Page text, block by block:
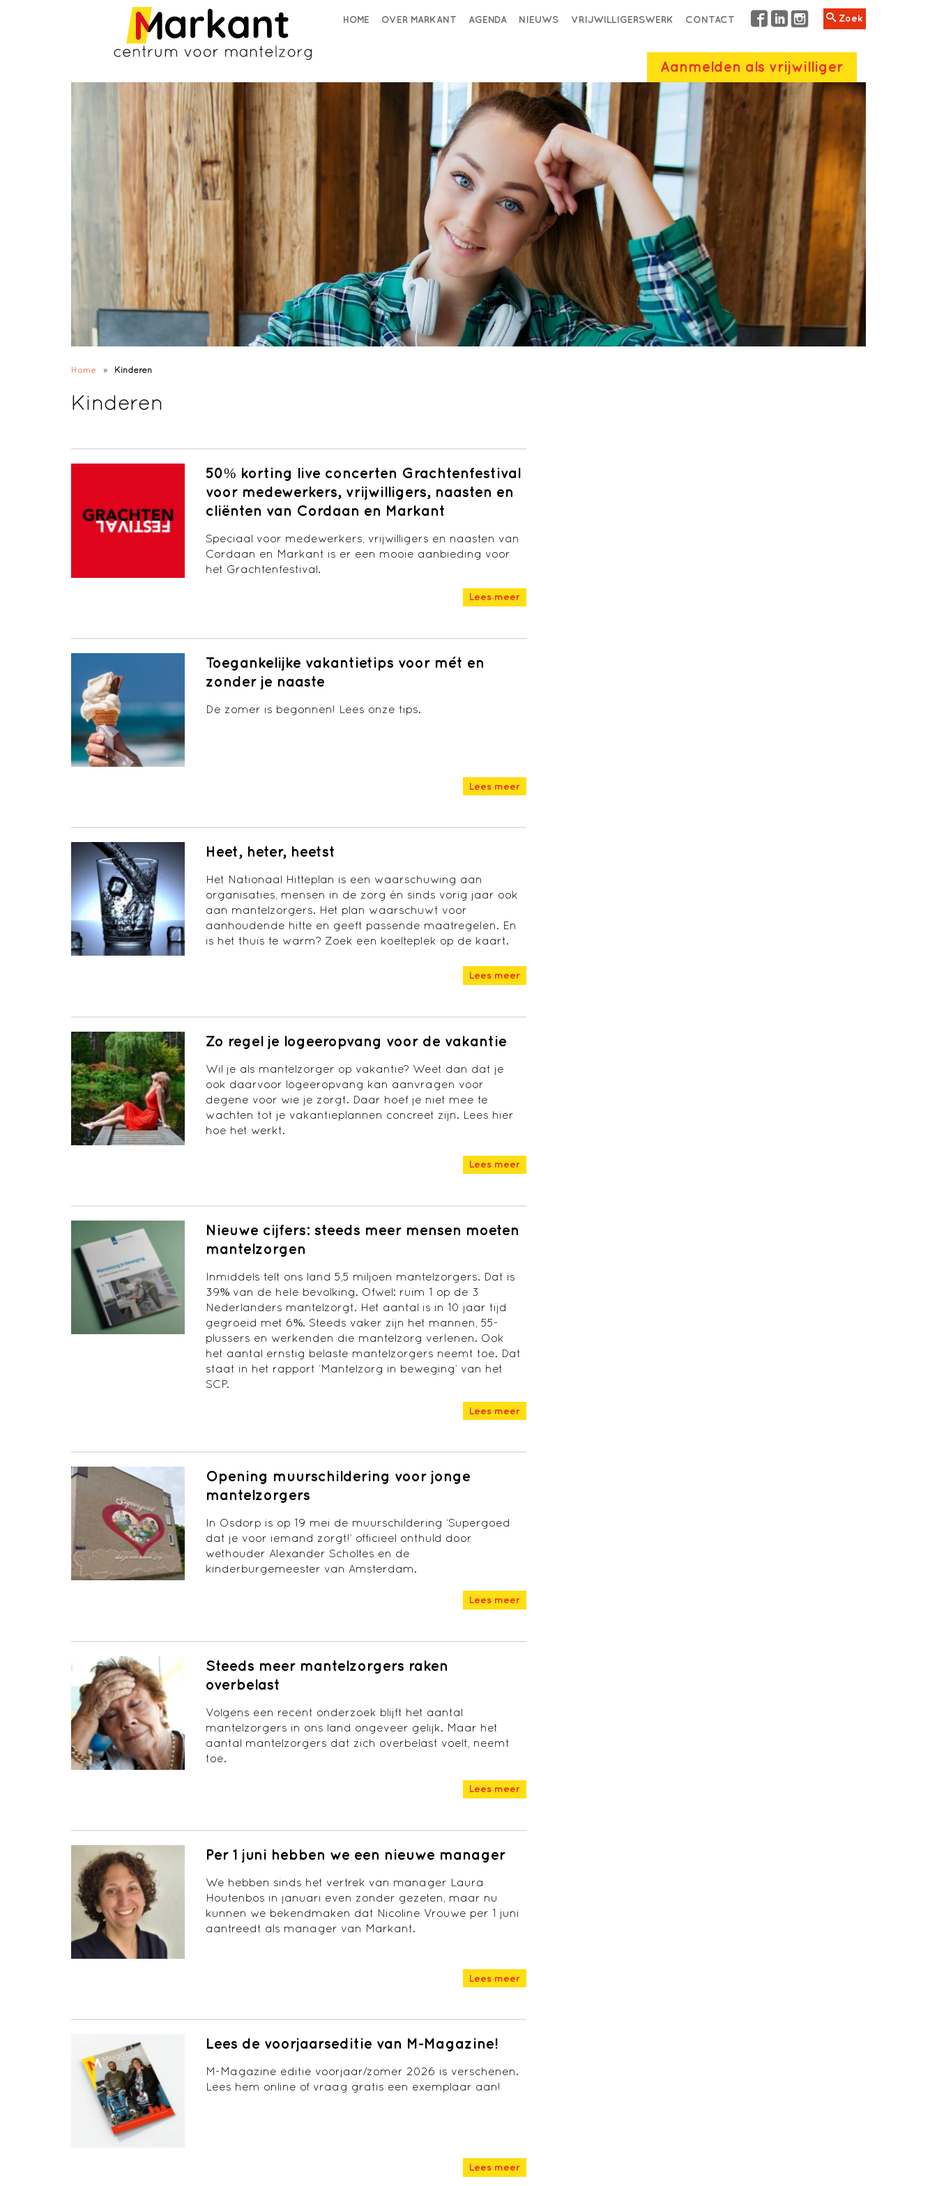
HOME OVER MARKANT AGENDA NIEUWS VRIJWILLIGERSWERK CONTACT Zoek
Aanmelden als vrijwilliger
Home » Kinderen
Kinderen
50% korting live concerten Grachtenfestival
voor medewerkers, vrijwilligers, naasten en
cliënten van Cordaan en Markant
Speciaal voor medewerkers, vrijwilligers en naasten van
Cordaan en Markant is er een mooie aanbieding voor
het Grachtenfestival.
Lees meer
Toegankelijke vakantietips voor mét en
zonder je naaste
De zomer is begonnen! Lees onze tips.
Lees meer
Heet, heter, heetst
Het Nationaal Hitteplan is een waarschuwing aan
organisaties, mensen in de zorg én sinds vorig jaar ook
aan mantelzorgers. Het plan waarschuwt voor
aanhoudende hitte en geeft passende maatregelen. En
is het thuis te warm? Zoek een koelteplek op de kaart.
Lees meer
Zo regel je logeeropvang voor de vakantie
Wil je als mantelzorger op vakantie? Weet dan dat je
ook daarvoor logeeropvang kan aanvragen voor
degene voor wie je zorgt. Daar hoef je niet mee te
wachten tot je vakantieplannen concreet zijn. Lees hier
hoe het werkt.
Lees meer
Nieuwe cijfers: steeds meer mensen moeten
mantelzorgen
Inmiddels telt ons land 5,5 miljoen mantelzorgers. Dat is
39% van de hele bevolking. Ofwel: ruim 1 op de 3
Nederlanders mantelzorgt. Het aantal is in 10 jaar tijd
gegroeid met 6%. Steeds vaker zijn het mannen, 55-
plussers en werkenden die mantelzorg verlenen. Ook
het aantal ernstig belaste mantelzorgers neemt toe. Dat
staat in het rapport ‘Mantelzorg in beweging’ van het
SCP.
Lees meer
Opening muurschildering voor jonge
mantelzorgers
In Osdorp is op 19 mei de muurschildering ‘Supergoed
dat je voor iemand zorgt!’ officieel onthuld door
wethouder Alexander Scholtes en de
kinderburgemeester van Amsterdam.
Lees meer
Steeds meer mantelzorgers raken
overbelast
Volgens een recent onderzoek blijft het aantal
mantelzorgers in ons land ongeveer gelijk. Maar het
aantal mantelzorgers dat zich overbelast voelt, neemt
toe.
Lees meer
Per 1 juni hebben we een nieuwe manager
We hebben sinds het vertrek van manager Laura
Houtenbos in januari even zonder gezeten, maar nu
kunnen we bekendmaken dat Nicoline Vrouwe per 1 juni
aantreedt als manager van Markant.
Lees meer
Lees de voorjaarseditie van M-Magazine!
M-Magazine editie voorjaar/zomer 2026 is verschenen.
Lees hem online of vraag gratis een exemplaar aan!
Lees meer